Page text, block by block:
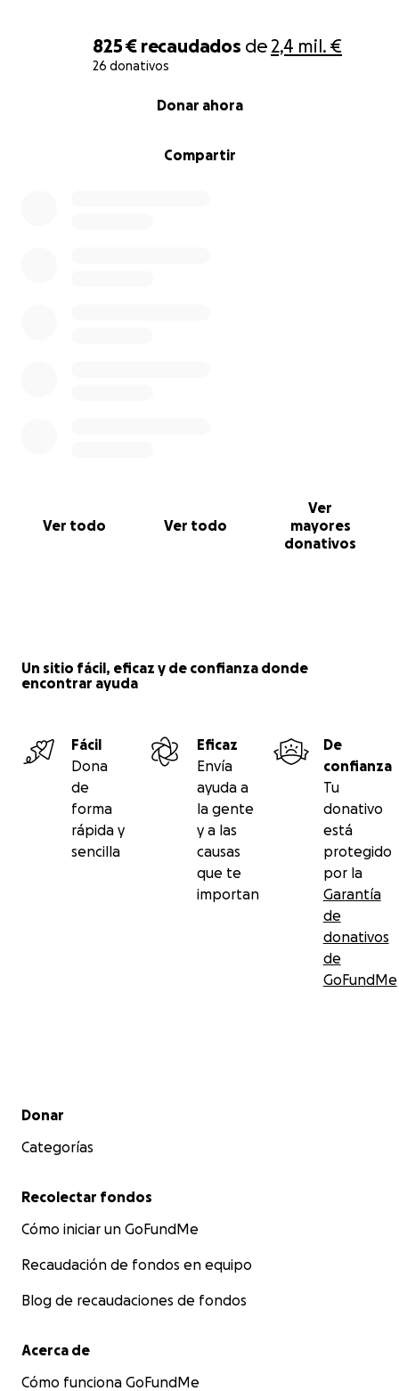
825 € recaudados de 2,4 mil. €
26 donativos
Compartir
Donar ahora
Ver todo Ver todo
Ver
mayores
donativos
Un sitio fácil, eficaz y de confianza donde
encontrar ayuda
Fácil
Dona
de
forma
rápida y
sencilla
Eficaz
Envía
ayuda a
la gente
y a las
causas
que te
importan
De
confianza
Tu
donativo
está
protegido
por la
Garantía
de
donativos
de
GoFundMe
Menú secundario
Donar
Categorías
Recolectar fondos
Cómo iniciar un GoFundMe
Recaudación de fondos en equipo
Blog de recaudaciones de fondos
Acerca de
Cómo funciona GoFundMe